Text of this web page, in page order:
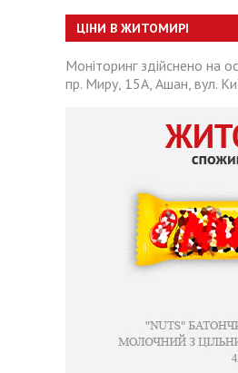
ЦІНИ В ЖИТОМИРІ
Моніторинг здійснено на
пр. Миру, 15А, Ашан, вул.